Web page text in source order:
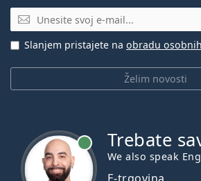
E-mail
Želim novosti
Slanjem pristajete na obradu
Trebate
We also speak